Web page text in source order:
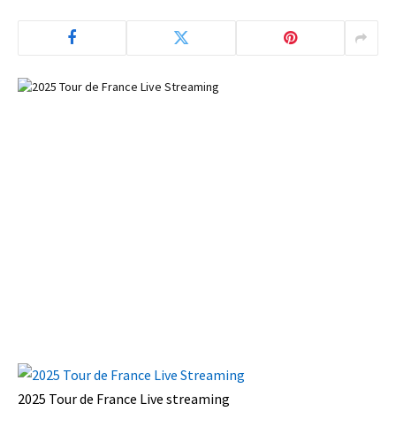
2025 Tour de France Live streaming